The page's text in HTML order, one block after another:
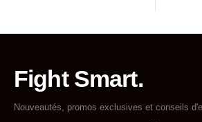
Fight Smart.
Nouveautés, promos exclusives et conseils